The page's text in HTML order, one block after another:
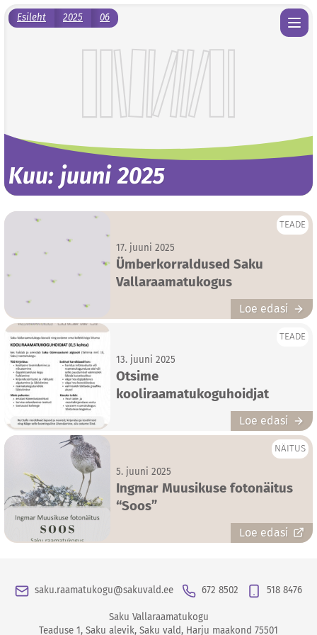
Esileht 2025 06
Kuu: juuni 2025
TEADE
17. juuni 2025
Ümberkorraldused Saku
Vallaraamatukogus
Loe edasi
TEADE
13. juuni 2025
Otsime
kooliraamatukoguhoidjat
Loe edasi
NÄITUS
5. juuni 2025
Ingmar Muusikuse fotonäitus
“Soos”
Loe edasi
saku.raamatukogu@sakuvald.ee 672 8502 518 8476
Saku Vallaraamatukogu
Teaduse 1, Saku alevik, Saku vald, Harju maakond 75501